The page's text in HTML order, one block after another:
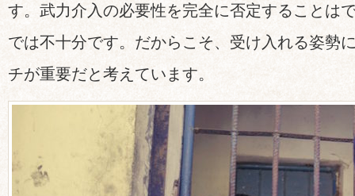
す。武力介入の必要性を完全に否定することは
では不十分です。だからこそ、受け入れる姿勢
チが重要だと考えています。